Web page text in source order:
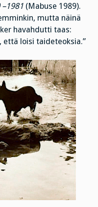
(Mabuse 1989).
mutta näinä
havahdutti taas:
että loisi taideteoksia.”